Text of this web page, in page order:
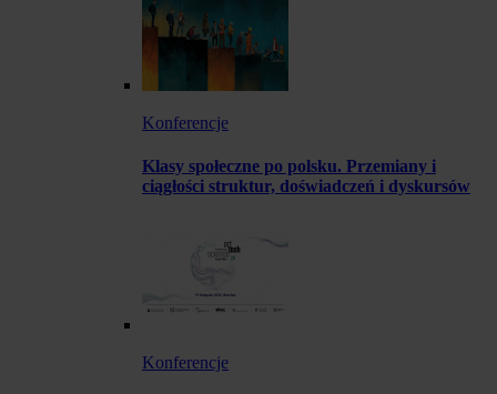
Konferencje
Klasy społeczne po polsku. Przemiany i
ciągłości struktur, doświadczeń i dyskursów
Konferencje